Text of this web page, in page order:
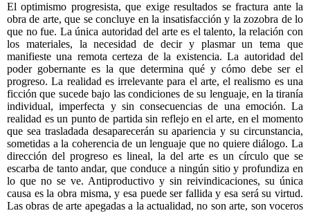
El optimismo progresista, que exige resultados se fractura ante la
obra de arte, que se concluye en la insatisfacción y la zozobra de lo
que no fue. La única autoridad del arte es el talento, la relación con
los materiales, la necesidad de decir y plasmar un tema que
manifieste una remota certeza de la existencia. La autoridad del
poder gobernante es la que determina qué y cómo debe ser el
progreso. La realidad es irrelevante para el arte, el realismo es una
ficción que sucede bajo las condiciones de su lenguaje, en la tiranía
individual, imperfecta y sin consecuencias de una emoción. La
realidad es un punto de partida sin reflejo en el arte, en el momento
que sea trasladada desaparecerán su apariencia y su circunstancia,
sometidas a la coherencia de un lenguaje que no quiere diálogo. La
dirección del progreso es lineal, la del arte es un círculo que se
escarba de tanto andar, que conduce a ningún sitio y profundiza en
lo que no se ve. Antiproductivo y sin reivindicaciones, su única
causa es la obra misma, y esa puede ser fallida y esa será su virtud.
Las obras de arte apegadas a la actualidad, no son arte, son voceros